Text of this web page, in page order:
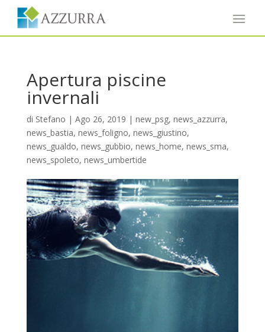
Apertura piscine
invernali
di Stefano | Ago 26, 2019 | new_psg, news_azzurra,
news_bastia, news_foligno, news_giustino,
news_gualdo, news_gubbio, news_home, news_sma,
news_spoleto, news_umbertide